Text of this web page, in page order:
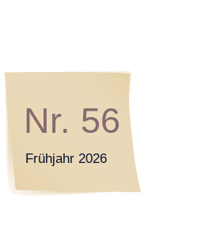
Nr. 56
Frühjahr 2026